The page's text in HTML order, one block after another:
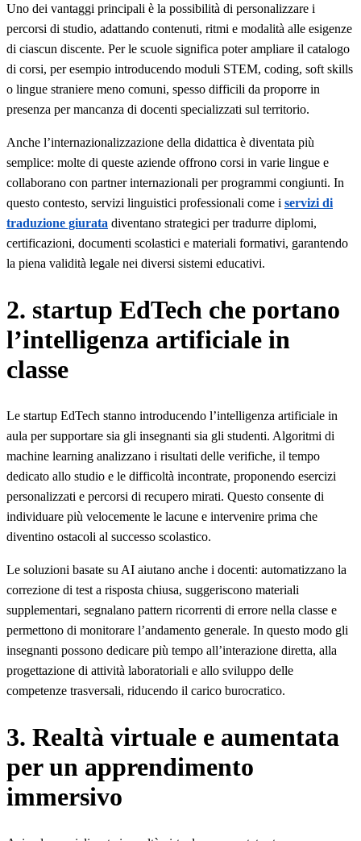
Uno dei vantaggi principali è la possibilità di personalizzare i
percorsi di studio, adattando contenuti, ritmi e modalità alle esigenze
di ciascun discente. Per le scuole significa poter ampliare il catalogo
di corsi, per esempio introducendo moduli STEM, coding, soft skills
o lingue straniere meno comuni, spesso difficili da proporre in
presenza per mancanza di docenti specializzati sul territorio.
Anche l’internazionalizzazione della didattica è diventata più
semplice: molte di queste aziende offrono corsi in varie lingue e
collaborano con partner internazionali per programmi congiunti. In
questo contesto, servizi linguistici professionali come i servizi di
traduzione giurata diventano strategici per tradurre diplomi,
certificazioni, documenti scolastici e materiali formativi, garantendo
la piena validità legale nei diversi sistemi educativi.
2. startup EdTech che portano
l’intelligenza artificiale in
classe
Le startup EdTech stanno introducendo l’intelligenza artificiale in
aula per supportare sia gli insegnanti sia gli studenti. Algoritmi di
machine learning analizzano i risultati delle verifiche, il tempo
dedicato allo studio e le difficoltà incontrate, proponendo esercizi
personalizzati e percorsi di recupero mirati. Questo consente di
individuare più velocemente le lacune e intervenire prima che
diventino ostacoli al successo scolastico.
Le soluzioni basate su AI aiutano anche i docenti: automatizzano la
correzione di test a risposta chiusa, suggeriscono materiali
supplementari, segnalano pattern ricorrenti di errore nella classe e
permettono di monitorare l’andamento generale. In questo modo gli
insegnanti possono dedicare più tempo all’interazione diretta, alla
progettazione di attività laboratoriali e allo sviluppo delle
competenze trasversali, riducendo il carico burocratico.
3. Realtà virtuale e aumentata
per un apprendimento
immersivo